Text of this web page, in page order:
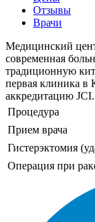
Отзывы
Врачи
Медицинский
современная
традиционную
первая клиника
аккредитацию JCI.
Процедура
Прием врача
Гистерэктомия
Операция при